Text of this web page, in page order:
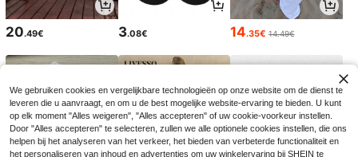
20.49€ 3.08€ 14.35€ 14.49€
We gebruiken cookies en vergelijkbare technologieën op onze website om de dienst te
leveren die u aanvraagt, en om u de best mogelijke website-ervaring te bieden. U kunt
op elk moment "Alles weigeren", "Alles accepteren" of uw cookie-voorkeur instellen.
Door "Alles accepteren" te selecteren, zullen we alle optionele cookies instellen, die ons
helpen bij het analyseren van het verkeer, het bieden van verbeterde functionaliteit en
het personaliseren van inhoud en advertenties om uw winkelervaring bij SHEIN te